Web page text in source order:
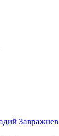
Завражнев